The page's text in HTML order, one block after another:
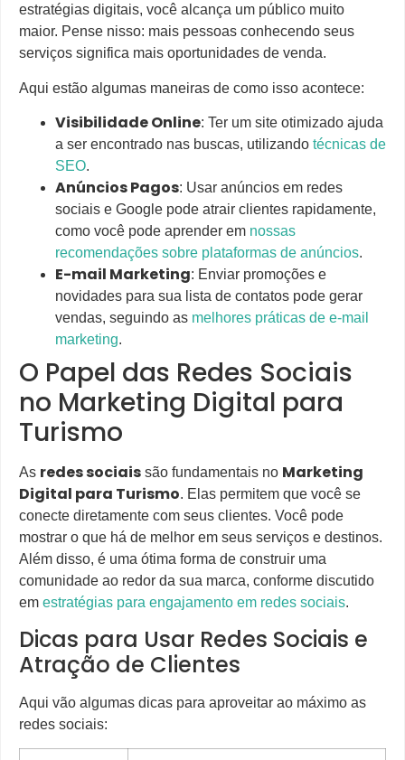
estratégias digitais, você alcança um público muito
maior. Pense nisso: mais pessoas conhecendo seus
serviços significa mais oportunidades de venda.
Aqui estão algumas maneiras de como isso acontece:
Visibilidade Online: Ter um site otimizado ajuda
a ser encontrado nas buscas, utilizando técnicas de
SEO.
Anúncios Pagos: Usar anúncios em redes
sociais e Google pode atrair clientes rapidamente,
como você pode aprender em nossas
recomendações sobre plataformas de anúncios.
E-mail Marketing: Enviar promoções e
novidades para sua lista de contatos pode gerar
vendas, seguindo as melhores práticas de e-mail
marketing.
O Papel das Redes Sociais
no Marketing Digital para
Turismo
As redes sociais são fundamentais no Marketing
Digital para Turismo. Elas permitem que você se
conecte diretamente com seus clientes. Você pode
mostrar o que há de melhor em seus serviços e destinos.
Além disso, é uma ótima forma de construir uma
comunidade ao redor da sua marca, conforme discutido
em estratégias para engajamento em redes sociais.
Dicas para Usar Redes Sociais e
Atração de Clientes
Aqui vão algumas dicas para aproveitar ao máximo as
redes sociais: